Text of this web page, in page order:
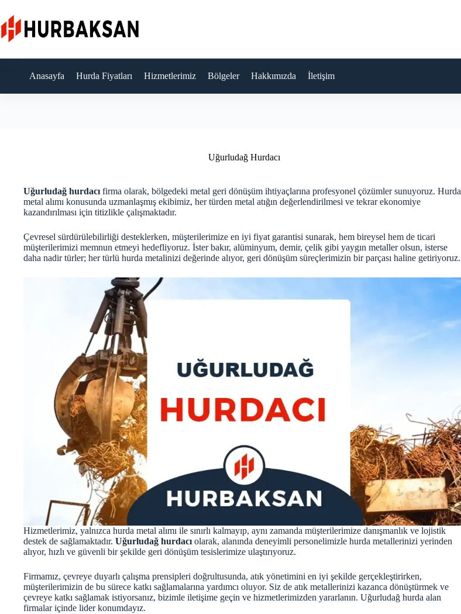
content
Anasayfa Hurda Fiyatları Hizmetlerimiz Bölgeler Hakkımızda İletişim
Uğurludağ Hurdacı
Uğurludağ hurdacı firma olarak, bölgedeki metal geri dönüşüm ihtiyaçlarına profesyonel çözümler sunuyoruz. Hurda
metal alımı konusunda uzmanlaşmış ekibimiz, her türden metal atığın değerlendirilmesi ve tekrar ekonomiye
kazandırılması için titizlikle çalışmaktadır.
Çevresel sürdürülebilirliği desteklerken, müşterilerimize en iyi fiyat garantisi sunarak, hem bireysel hem de ticari
müşterilerimizi memnun etmeyi hedefliyoruz. İster bakır, alüminyum, demir, çelik gibi yaygın metaller olsun, isterse
daha nadir türler; her türlü hurda metalinizi değerinde alıyor, geri dönüşüm süreçlerimizin bir parçası haline getiriyoruz.
Hizmetlerimiz, yalnızca hurda metal alımı ile sınırlı kalmayıp, aynı zamanda müşterilerimize danışmanlık ve lojistik
destek de sağlamaktadır. Uğurludağ hurdacıolarak, alanında deneyimli personelimizle hurda metallerinizi yerinden
alıyor, hızlı ve güvenli bir şekilde geri dönüşüm tesislerimize ulaştırıyoruz.
Firmamız, çevreye duyarlı çalışma prensipleri doğrultusunda, atık yönetimini en iyi şekilde gerçekleştirirken,
müşterilerimizin de bu sürece katkı sağlamalarına yardımcı oluyor. Siz de atık metallerinizi kazanca dönüştürmek ve
çevreye katkı sağlamak istiyorsanız, bizimle iletişime geçin ve hizmetlerimizden yararlanın. Uğurludağ hurda alan
firmalar içinde lider konumdayız.